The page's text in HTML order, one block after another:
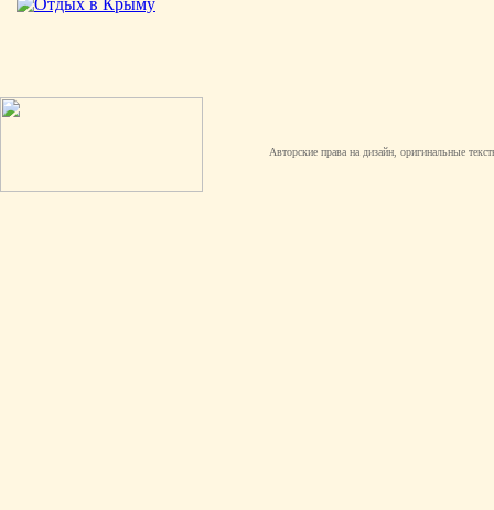
Авторские права на дизайн, оригинальные